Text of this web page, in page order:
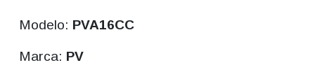
Modelo: PVA16CC
Marca: PV